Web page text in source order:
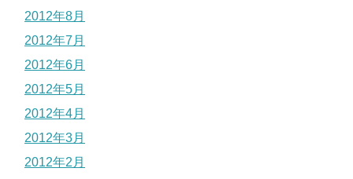
2012年8月
2012年7月
2012年6月
2012年5月
2012年4月
2012年3月
2012年2月